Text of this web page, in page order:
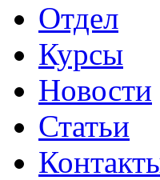
Отдел
Курсы
Новости
Статьи